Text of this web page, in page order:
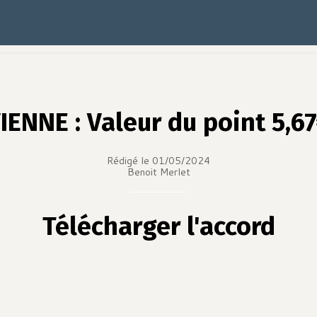
: Valeur du point
Rédigé le 01/05/2024
Benoit Merlet
Télécharger l'accord